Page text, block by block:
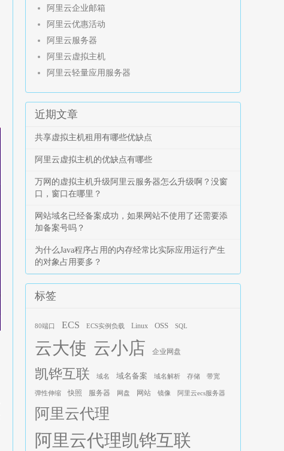
阿里云企业邮箱
阿里云优惠活动
阿里云服务器
阿里云虚拟主机
阿里云轻量应用服务器
近期文章
共享虚拟主机租用有哪些优缺点
阿里云虚拟主机的优缺点有哪些
万网的虚拟主机升级阿里云服务器怎么升级啊？没窗
口，窗口在哪里？
网站域名已经备案成功，如果网站不使用了还需要添
加备案号吗？
为什么Java程序占用的内存经常比实际应用运行产生
的对象占用要多？
标签
80端口 ECS ECS实例负载 Linux OSS SQL
云大使 云小店 企业网盘
凯铧互联 域名 域名备案 域名解析 存储 带宽
弹性伸缩 快照 服务器 网盘 网站 镜像 阿里云ecs服务器
阿里云代理
阿里云代理凯铧互联